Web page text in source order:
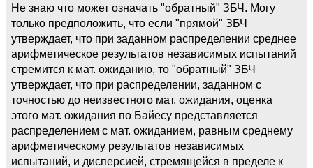
Не знаю что может означать "обратный" ЗБЧ. Могу
только предположить, что если "прямой" ЗБЧ
утверждает, что при заданном распределении среднее
арифметическое результатов независимых испытаний
стремится к мат. ожиданию, то "обратный" ЗБЧ
утверждает, что при распределении, заданном с
точностью до неизвестного мат. ожидания, оценка
этого мат. ожидания по Байесу представляется
распределением с мат. ожиданием, равным среднему
арифметическому результатов независимых
испытаний, и дисперсией, стремящейся в пределе к